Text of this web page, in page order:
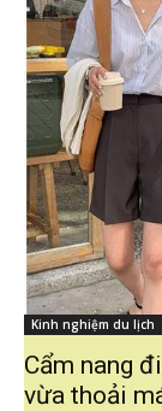
Kinh nghiệm du lịch
Cẩm nang
vừa thoải